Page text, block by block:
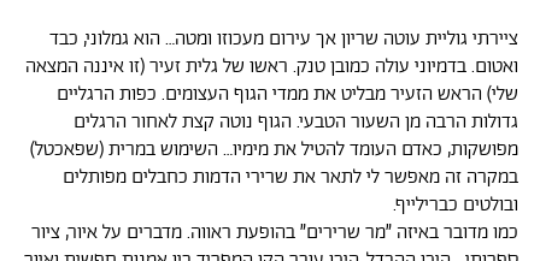
ציירתי גוליית עוטה שריון אך עירום מעכוזו ומטה… הוא גמלוני, כבד
ואטום. בדמיוני עולה כמובן טנק. ראשו של גלית זעיר (זו איננה המצאה
שלי) הראש הזעיר מבליט את ממדי הגוף העצומים. כפות הרגליים
גדולות הרבה מן השעור הטבעי. הגוף נוטה קצת לאחור הרגלים
מפושקות, כאדם העומד להטיל את מימיו… השימוש במרית (שפאכטל)
במקרה זה מאפשר לי לתאר את שרירי הדמות כחבלים מפותלים
ובולטים כברילייף.
כמו מדובר באיזה ״מר שרירים״ בהופעת ראווה. מדברים על איור, ציור